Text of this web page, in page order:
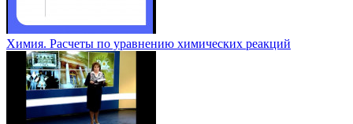
Химия. Расчеты по уравнению химических реакций